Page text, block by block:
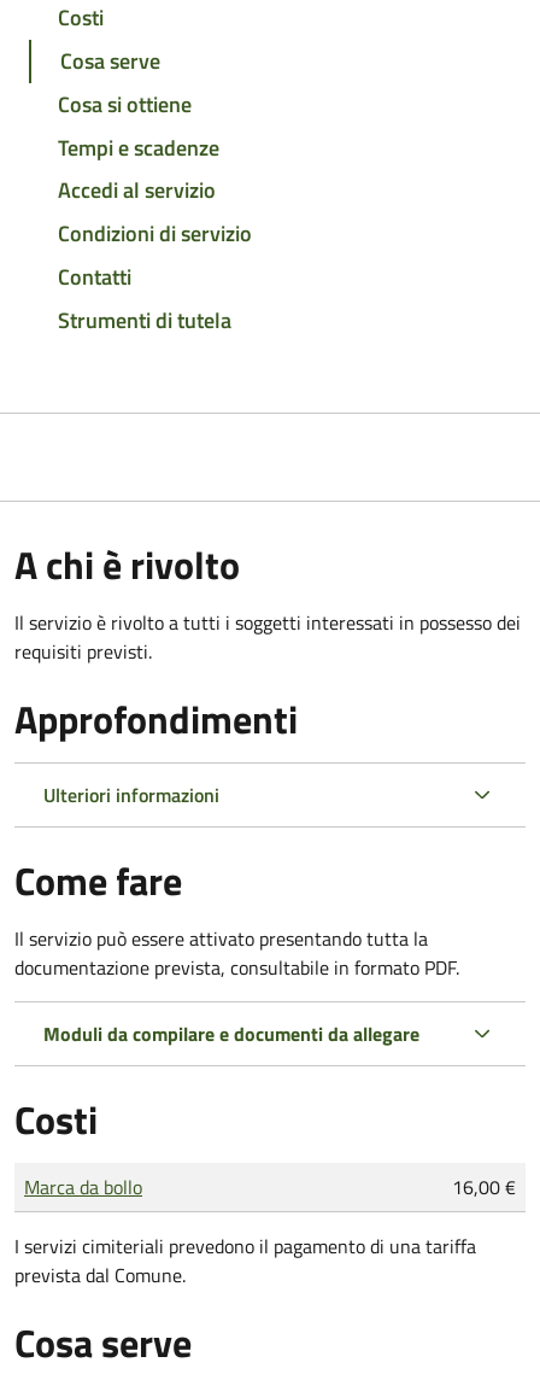
Costi
Cosa serve
Cosa si ottiene
Tempi e scadenze
Accedi al servizio
Condizioni di servizio
Contatti
Strumenti di tutela
A chi è rivolto
Il servizio è rivolto a tutti i soggetti interessati in possesso dei
requisiti previsti.
Approfondimenti
Ulteriori informazioni
Come fare
Il servizio può essere attivato presentando tutta la
documentazione prevista, consultabile in formato PDF.
Moduli da compilare e documenti da allegare
Costi
Tipo di pagamento
Importo
Marca da bollo 16,00 €
I servizi cimiteriali prevedono il pagamento di una tariffa
prevista dal Comune.
Cosa serve